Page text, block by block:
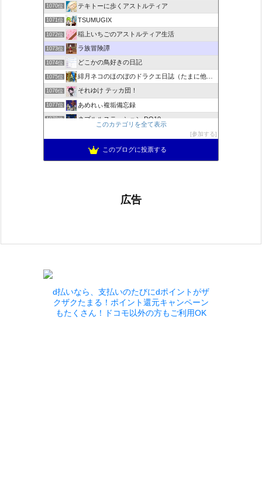
1070位 テキトーに歩くアストルティア
1071位 TSUMUGIX
1072位 稲上いちごのアストルティア生活
1073位 ラ族冒険譚
1074位 どこかの鳥好きの日記
1075位 緋月ネコのほのぼのドラクエ日誌（たまに他のことも書いてます)
1076位 それゆけ テッカ団！
1077位 あめれぃ複垢備忘録
1078位 ネプルルステーション DQ10
アリアドネからのお便り『Aria de nouvelles』
ぽんこつゲーマーのひみつきち
このカテゴリを全て表示
参加する
このブログに投票する
広告
d払いなら、支払いのたびにdポイントがザ
クザクたまる！ポイント還元キャンペーン
もたくさん！ドコモ以外の方もご利用OK